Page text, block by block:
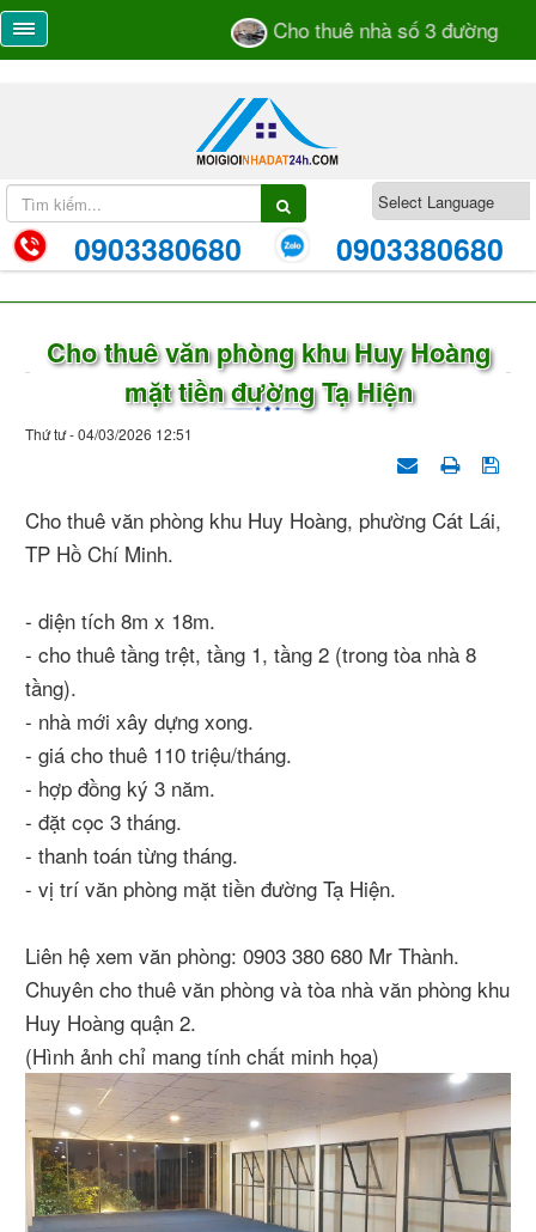
Cho thuê nhà số 3 đường 105
0903380680 0903380680
Cho thuê văn phòng khu Huy Hoàng
mặt tiền đường Tạ Hiện
Thứ tư - 04/03/2026 12:51
Cho thuê văn phòng khu Huy Hoàng, phường Cát Lái,
TP Hồ Chí Minh.
- diện tích 8m x 18m.
- cho thuê tầng trệt, tầng 1, tầng 2 (trong tòa nhà 8
tầng).
- nhà mới xây dựng xong.
- giá cho thuê 110 triệu/tháng.
- hợp đồng ký 3 năm.
- đặt cọc 3 tháng.
- thanh toán từng tháng.
- vị trí văn phòng mặt tiền đường Tạ Hiện.
Liên hệ xem văn phòng: 0903 380 680 Mr Thành.
Chuyên cho thuê văn phòng và tòa nhà văn phòng khu
Huy Hoàng quận 2.
(Hình ảnh chỉ mang tính chất minh họa)